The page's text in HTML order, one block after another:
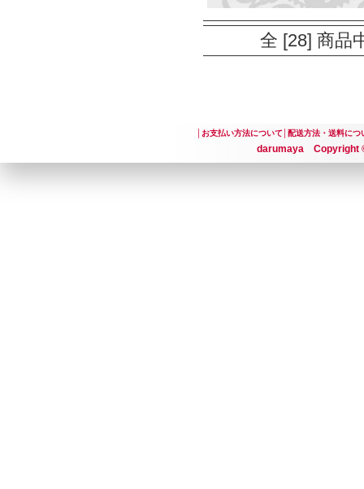
全 [28] 商
お支払い方法について│ 配送方法・送料につ
darumaya Copyright